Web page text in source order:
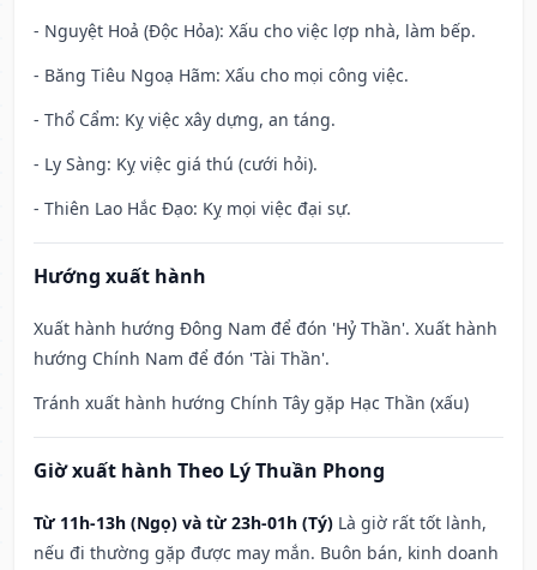
- Nguyệt Hoả (Độc Hỏa): Xấu cho việc lợp nhà, làm bếp.
- Băng Tiêu Ngoạ Hãm: Xấu cho mọi công việc.
- Thổ Cẩm: Kỵ việc xây dựng, an táng.
- Ly Sàng: Kỵ việc giá thú (cưới hỏi).
- Thiên Lao Hắc Đạo: Kỵ mọi việc đại sự.
Hướng xuất hành
Xuất hành hướng Đông Nam để đón 'Hỷ Thần'. Xuất hành
hướng Chính Nam để đón 'Tài Thần'.
Tránh xuất hành hướng Chính Tây gặp Hạc Thần (xấu)
Giờ xuất hành Theo Lý Thuần Phong
Từ 11h-13h (Ngọ) và từ 23h-01h (Tý) Là giờ rất tốt lành,
nếu đi thường gặp được may mắn. Buôn bán, kinh doanh